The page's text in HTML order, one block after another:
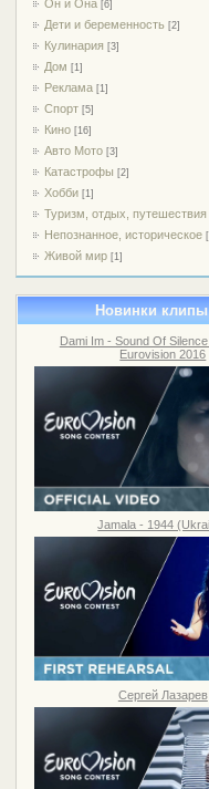
Он и Она [6]
Дети и беременность [2]
Кулинария [3]
Дом [1]
Реклама [1]
Спорт [5]
Кино [16]
Авто Мото [3]
Катастрофы [2]
Хобби [1]
Туризм, отдых, путешествия
Непознанное, историческое
Живой мир [1]
Новинки клипы
Dami Im - Sound Of
Eurovision 2016
Jamala - 1944
Сергей Лазарев